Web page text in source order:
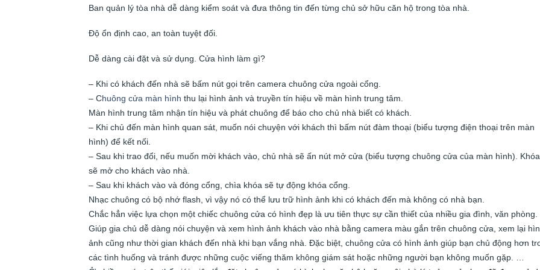
Ban quản lý tòa nhà dễ dàng kiểm soát và đưa thông tin đến từng chủ sở hữu căn hộ trong tòa nhà.
Độ ổn định cao, an toàn tuyệt đối.
Dễ dàng cài đặt và sử dụng. Cửa hình làm gì?
– Khi có khách đến nhà sẽ bấm nút gọi trên camera chuông cửa ngoài cổng.
– Chuông cửa màn hình thu lại hình ảnh và truyền tín hiệu về màn hình trung tâm.
Màn hình trung tâm nhận tín hiệu và phát chuông để báo cho chủ nhà biết có khách.
– Khi chủ đến màn hình quan sát, muốn nói chuyện với khách thì bấm nút đàm thoại (biểu tượng điện thoại trên màn
hình) để kết nối.
– Sau khi trao đổi, nếu muốn mời khách vào, chủ nhà sẽ ấn nút mở cửa (biểu tượng chuông cửa của màn hình).
sẽ mở cho khách vào nhà.
– Sau khi khách vào và đóng cổng, chìa khóa sẽ tự động khóa cổng.
Nhạc chuông có bộ nhớ flash, vì vậy nó có thể lưu trữ hình ảnh khi có khách đến mà không có nhà bạn.
Chắc hẳn việc lựa chọn một chiếc chuông cửa có hình đẹp là ưu tiên thực sự cần thiết của nhiều gia đình, văn phòng.
Giúp gia chủ dễ dàng nói chuyện và xem hình ảnh khách vào nhà bằng camera màu gắn trên chuông cửa, xem lại
ảnh cũng như thời gian khách đến nhà khi bạn vắng nhà. Đặc biệt, chuông cửa có hình ảnh giúp bạn chủ động hơn
các tình huống và tránh được những cuộc viếng thăm không giám sát hoặc những người bạn không muốn gặp. …